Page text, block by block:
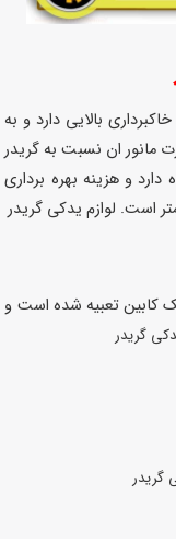
بالایی دارد و به
مانور ان نسبت به گریدر
و هزینه بهره برداری
است. لوازم یدکی گریدر
با موتور و یک کابین تعبیه شده است و
گریدر
گریدر